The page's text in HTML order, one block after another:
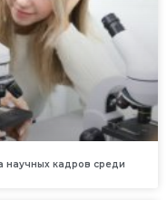
научных кадров среди